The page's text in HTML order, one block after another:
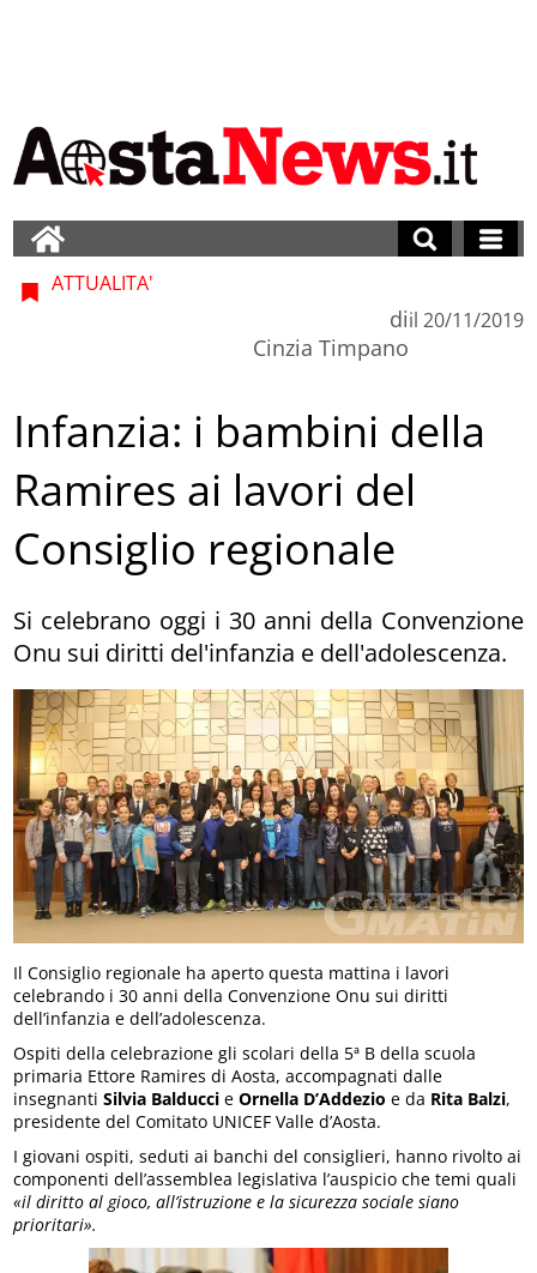
ATTUALITA'
di
Cinzia Timpano
il 20/11/2019
Infanzia: i bambini della
Ramires ai lavori del
Consiglio regionale
Si celebrano oggi i 30 anni della Convenzione
Onu sui diritti del'infanzia e dell'adolescenza.
Il Consiglio regionale ha aperto questa mattina i lavori
celebrando i 30 anni della Convenzione Onu sui diritti
dell’infanzia e dell’adolescenza.
Ospiti della celebrazione gli scolari della 5ª B della scuola
primaria Ettore Ramires di Aosta, accompagnati dalle
insegnantiSilvia Balducci eOrnella D’Addezio e da Rita Balzi,
presidente del Comitato UNICEF Valle d’Aosta.
I giovani ospiti, seduti ai banchi del consiglieri, hanno rivolto ai
componenti dell’assemblea legislativa l’auspicio che temi quali
«il diritto al gioco, all’istruzione e la sicurezza sociale siano
prioritari».